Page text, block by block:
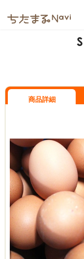
商品詳細